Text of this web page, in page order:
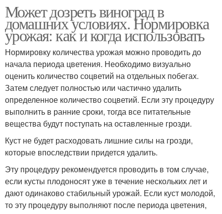
Может дозреть виноград в
домашних условиях. Нормировка
урожая: как и когда использовать
Нормировку количества урожая можно проводить до
начала периода цветения. Необходимо визуально
оценить количество соцветий на отдельных побегах.
Затем следует полностью или частично удалить
определенное количество соцветий. Если эту процедуру
выполнить в ранние сроки, тогда все питательные
вещества будут поступать на оставленные грозди.
Куст не будет расходовать лишние силы на грозди,
которые впоследствии придется удалить.
Эту процедуру рекомендуется проводить в том случае,
если кусты плодоносят уже в течение нескольких лет и
дают одинаково стабильный урожай. Если куст молодой,
то эту процедуру выполняют после периода цветения,